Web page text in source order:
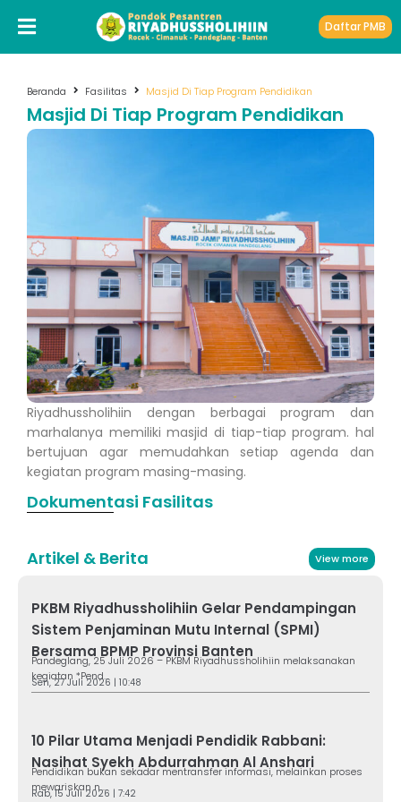
Daftar PMB
Beranda Fasilitas Masjid Di Tiap Program Pendidikan
Masjid Di Tiap Program Pendidikan
Riyadhussholihiin dengan berbagai program dan
marhalanya memiliki masjid di tiap-tiap program. hal
bertujuan agar memudahkan setiap agenda dan
kegiatan program masing-masing.
Dokumentasi Fasilitas
Artikel & Berita View more
PKBM Riyadhussholihiin Gelar Pendampingan
Sistem Penjaminan Mutu Internal (SPMI)
Bersama BPMP Provinsi Banten
Pandeglang, 25 Juli 2026 – PKBM Riyadhussholihiin melaksanakan
kegiatan *Pend...
Sen, 27 Juli 2026 | 10:48
10 Pilar Utama Menjadi Pendidik Rabbani:
Nasihat Syekh Abdurrahman Al Anshari
Pendidikan bukan sekadar mentransfer informasi, melainkan proses
mewariskan n...
Rab, 15 Juli 2026 | 7:42